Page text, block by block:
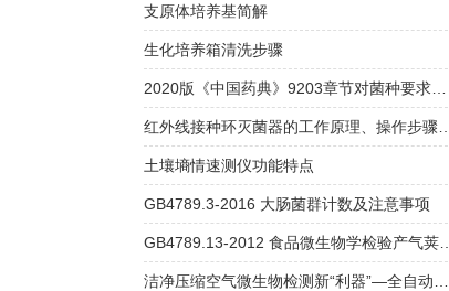
支原体培养基简解
生化培养箱清洗步骤
2020版《中国药典》9203章节对菌种要求解读
红外线接种环灭菌器的工作原理、操作步骤和安全注意事项
土壤墒情速测仪功能特点
GB4789.3-2016 大肠菌群计数及注意事项
GB4789.13-2012 食品微生物学检验产气荚膜梭菌检验